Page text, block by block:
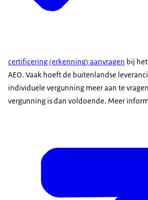
certificering (erkenning) aanvragen bij
AEO. Vaak hoeft de buitenlandse
individuele vergunning meer aan te
vergunning is dan voldoende. Meer